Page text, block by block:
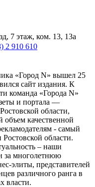
7 этаж, ком. 13, 13а
2 910 610
«Город N» вышел 25
сайт издания. К
команда «Города N»
и портала —
области,
объем качественной
- самый
области.
– наши
за многолетнюю
элиты, представителей
различного ранга в
власти.